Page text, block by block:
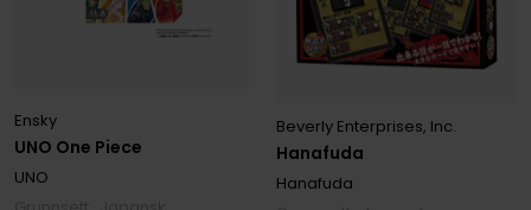
UNO One Piece
Ensky
UNO
Hanafuda
Beverly Enterprises, Inc.
Hanafuda